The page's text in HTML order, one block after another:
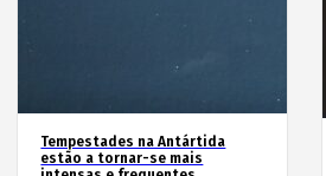
Tempestades na Antártida
estão a tornar-se mais